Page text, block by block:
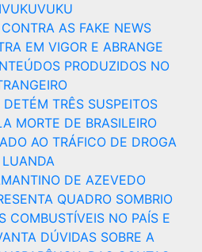
AS FAKE NEWS
EM VIGOR E ABRANGE
PRODUZIDOS NO
DETÉM TRÊS SUSPEITOS
MORTE DE BRASILEIRO
AO TRÁFICO DE DROGA
DE AZEVEDO
QUADRO SOMBRIO
COMBUSTÍVEIS NO PAÍS E
DÚVIDAS SOBRE A